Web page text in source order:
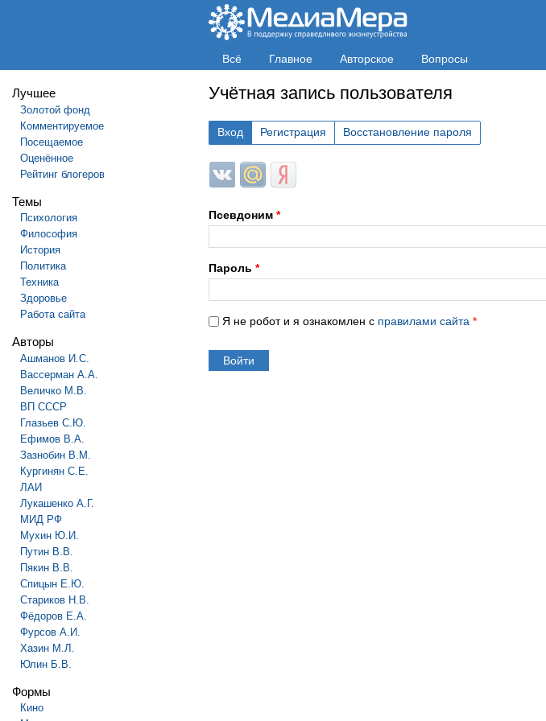
Всё Главное Авторское Вопросы
Лучшее
Золотой фонд
Комментируемое
Посещаемое
Оценённое
Рейтинг блогеров
Темы
Психология
Философия
История
Политика
Техника
Здоровье
Работа сайта
Авторы
Ашманов И.С.
Вассерман А.А.
Величко М.В.
ВП СССР
Глазьев С.Ю.
Ефимов В.А.
Зазнобин В.М.
Кургинян С.Е.
ЛАИ
Лукашенко А.Г.
МИД РФ
Мухин Ю.И.
Путин В.В.
Пякин В.В.
Спицын Е.Ю.
Стариков Н.В.
Фёдоров Е.А.
Фурсов А.И.
Хазин М.Л.
Юлин Б.В.
Формы
Кино
Учётная запись пользователя
Вход Регистрация Восстановление пароля
Login with ВКонтакте
Login with Mail.ru
Login with Яндекс
Псевдоним *
Пароль *
Я не робот и я ознакомлен с правилами сайта *